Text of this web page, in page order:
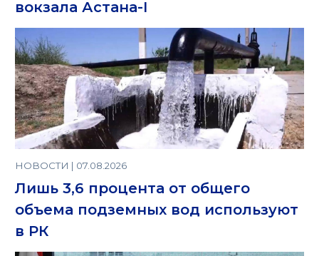
вокзала Астана-I
НОВОСТИ | 07.08.2026
Лишь 3,6 процента от общего
объема подземных вод используют
в РК